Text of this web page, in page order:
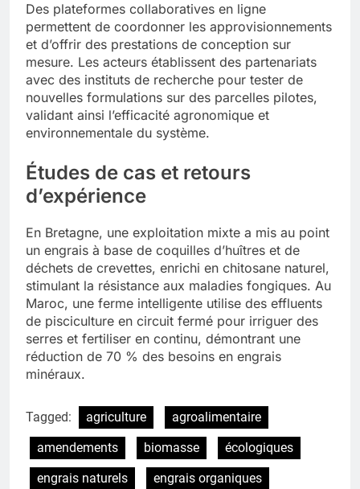
Des plateformes collaboratives en ligne
permettent de coordonner les approvisionnements
et d’offrir des prestations de conception sur
mesure. Les acteurs établissent des partenariats
avec des instituts de recherche pour tester de
nouvelles formulations sur des parcelles pilotes,
validant ainsi l’efficacité agronomique et
environnementale du système.
Études de cas et retours
d’expérience
En Bretagne, une exploitation mixte a mis au point
un engrais à base de coquilles d’huîtres et de
déchets de crevettes, enrichi en chitosane naturel,
stimulant la résistance aux maladies fongiques. Au
Maroc, une ferme intelligente utilise des effluents
de pisciculture en circuit fermé pour irriguer des
serres et fertiliser en continu, démontrant une
réduction de 70 % des besoins en engrais
minéraux.
Tagged: agriculture
agroalimentaire
amendements
biomasse
écologiques
engrais naturels
engrais organiques